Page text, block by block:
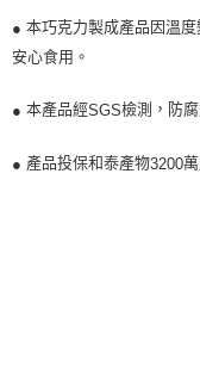
● 本巧克力製成產品因溫
安心食用。
● 本產品經SGS檢測，防
● 產品投保和泰產物3200